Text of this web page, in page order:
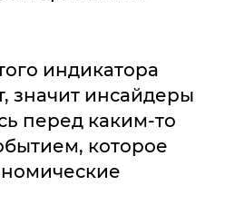
индикатора
значит инсайдеры
перед каким-то
которое